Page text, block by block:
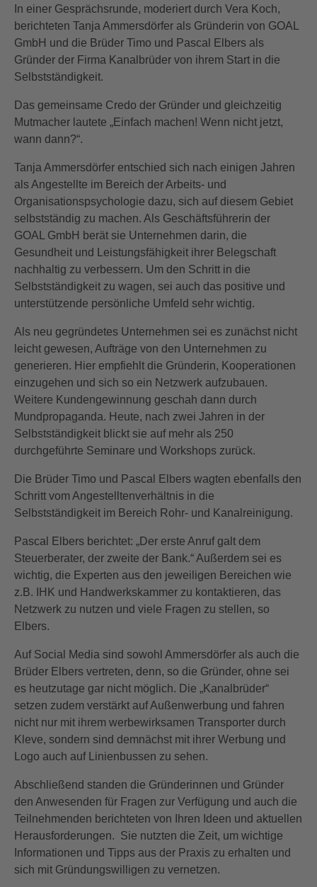
In einer Gesprächsrunde, moderiert durch Vera Koch,
berichteten Tanja Ammersdörfer als Gründerin von GOAL
GmbH und die Brüder Timo und Pascal Elbers als
Gründer der Firma Kanalbrüder von ihrem Start in die
Selbstständigkeit.
Das gemeinsame Credo der Gründer und gleichzeitig
Mutmacher lautete „Einfach machen! Wenn nicht jetzt,
wann dann?“.
Tanja Ammersdörfer entschied sich nach einigen Jahren
als Angestellte im Bereich der Arbeits- und
Organisationspsychologie dazu, sich auf diesem Gebiet
selbstständig zu machen. Als Geschäftsführerin der
GOAL GmbH berät sie Unternehmen darin, die
Gesundheit und Leistungsfähigkeit ihrer Belegschaft
nachhaltig zu verbessern. Um den Schritt in die
Selbstständigkeit zu wagen, sei auch das positive und
unterstützende persönliche Umfeld sehr wichtig.
Als neu gegründetes Unternehmen sei es zunächst nicht
leicht gewesen, Aufträge von den Unternehmen zu
generieren. Hier empfiehlt die Gründerin, Kooperationen
einzugehen und sich so ein Netzwerk aufzubauen.
Weitere Kundengewinnung geschah dann durch
Mundpropaganda. Heute, nach zwei Jahren in der
Selbstständigkeit blickt sie auf mehr als 250
durchgeführte Seminare und Workshops zurück.
Die Brüder Timo und Pascal Elbers wagten ebenfalls den
Schritt vom Angestelltenverhältnis in die
Selbstständigkeit im Bereich Rohr- und Kanalreinigung.
Pascal Elbers berichtet: „Der erste Anruf galt dem
Steuerberater, der zweite der Bank.“ Außerdem sei es
wichtig, die Experten aus den jeweiligen Bereichen wie
z.B. IHK und Handwerkskammer zu kontaktieren, das
Netzwerk zu nutzen und viele Fragen zu stellen, so
Elbers.
Auf Social Media sind sowohl Ammersdörfer als auch die
Brüder Elbers vertreten, denn, so die Gründer, ohne sei
es heutzutage gar nicht möglich. Die „Kanalbrüder“
setzen zudem verstärkt auf Außenwerbung und fahren
nicht nur mit ihrem werbewirksamen Transporter durch
Kleve, sondern sind demnächst mit ihrer Werbung und
Logo auch auf Linienbussen zu sehen.
Abschließend standen die Gründerinnen und Gründer
den Anwesenden für Fragen zur Verfügung und auch die
Teilnehmenden berichteten von Ihren Ideen und aktuellen
Herausforderungen. Sie nutzten die Zeit, um wichtige
Informationen und Tipps aus der Praxis zu erhalten und
sich mit Gründungswilligen zu vernetzen.